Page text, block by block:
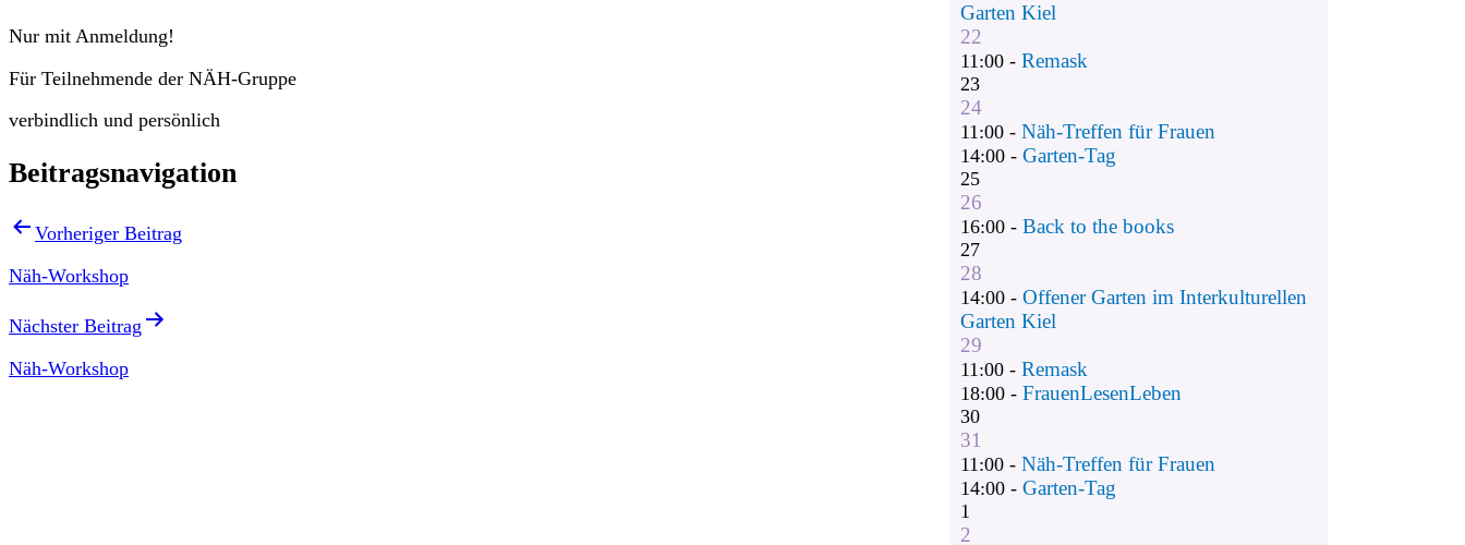
Nur mit Anmeldung!
Für Teilnehmende der NÄH-Gruppe
verbindlich und persönlich
Beitragsnavigation
Vorheriger Beitrag
Näh-Workshop
Nächster Beitrag
Näh-Workshop
Garten Kiel
22
11:00 -Remask
23
24
11:00 -Näh-Treffen für Frauen
14:00 -Garten-Tag
25
26
16:00 -Back to the books
27
28
14:00 -Offener Garten im Interkulturellen
Garten Kiel
29
11:00 -Remask
18:00 -FrauenLesenLeben
30
31
11:00 -Näh-Treffen für Frauen
14:00 -Garten-Tag
1
2